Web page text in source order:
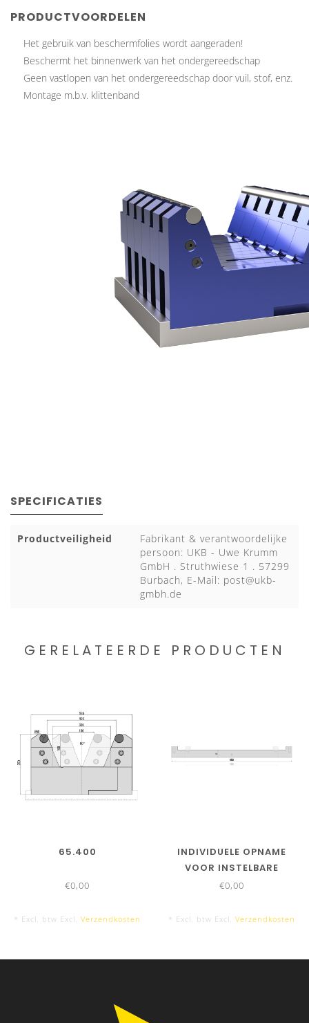
PRODUCTVOORDELEN
Het gebruik van beschermfolies wordt aangeraden!
Beschermt het binnenwerk van het ondergereedschap
Geen vastlopen van het ondergereedschap door vuil, stof, enz.
Montage m.b.v. klittenband
SPECIFICATIES
Productveiligheid
Fabrikant & verantwoordelijke
persoon: UKB - Uwe Krumm
GmbH . Struthwiese 1 . 57299
Burbach, E-Mail: post@ukb-
gmbh.de
GERELATEERDE PRODUCTEN
65.400
€0,00
* Excl. btw Excl. Verzendkosten
INDIVIDUELE OPNAME
VOOR INSTELBARE
ONDERGEREEDSCHAPPEN
€0,00
* Excl. btw Excl. Verzendkosten